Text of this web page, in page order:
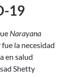
19
Narayana
la necesidad
en salud
Shetty